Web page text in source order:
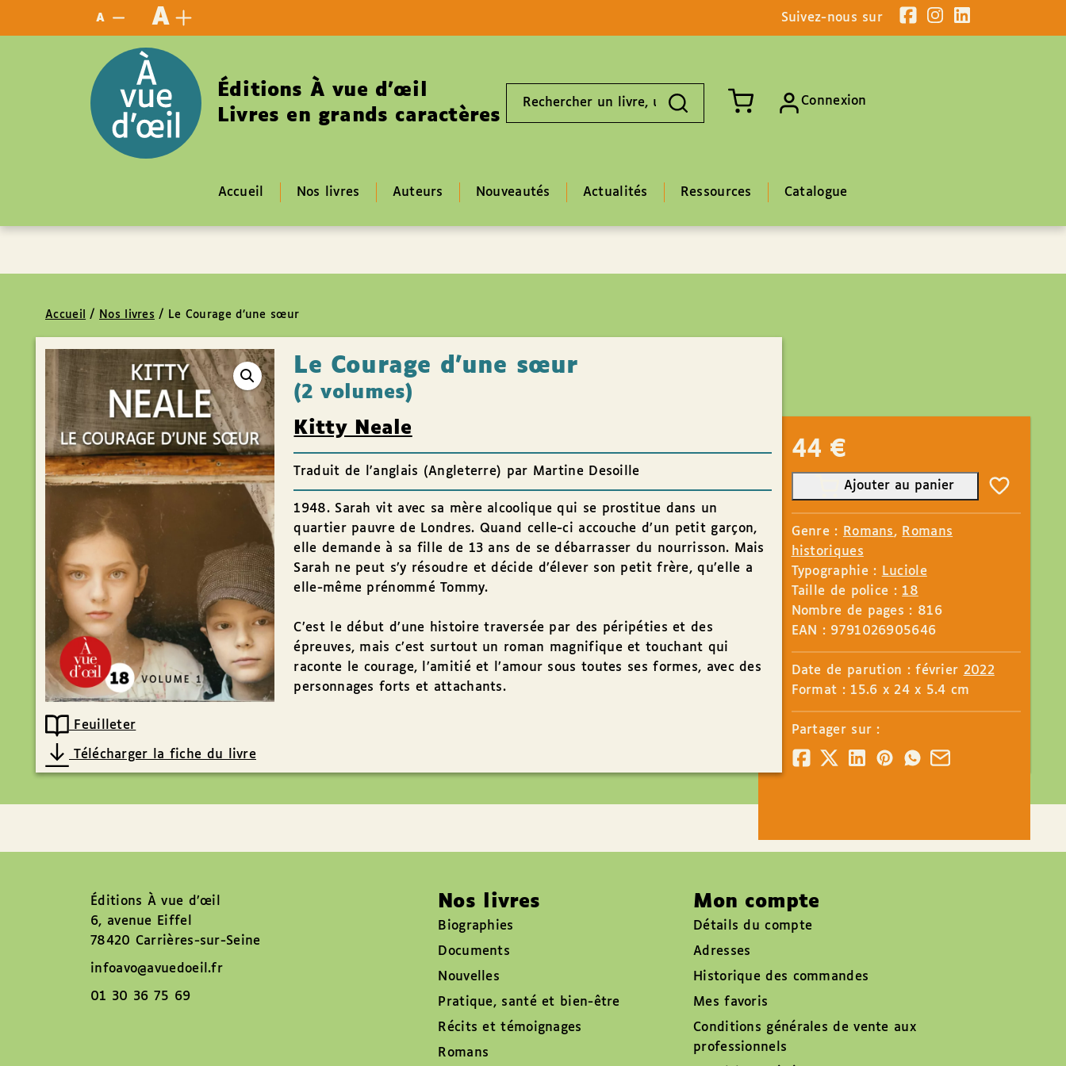
A A Suivez-nous sur
Éditions À vue d’œil
Livres en grands caractères livre,
Connexion
Accueil Nos livres Auteurs Nouveautés Actualités Ressources Catalogue
Accueil / Nos livres / Le Courage d’une sœur
Feuilleter
Télécharger la fiche du livre
Le Courage d’une sœur
(2 volumes)
Kitty Neale
Traduit de l'anglais (Angleterre) par Martine Desoille
1948. Sarah vit avec sa mère alcoolique qui se prostitue dans un
quartier pauvre de Londres. Quand celle-ci accouche d’un petit garçon,
elle demande à sa fille de 13 ans de se débarrasser du nourrisson. Mais
Sarah ne peut s’y résoudre et décide d’élever son petit frère, qu’elle a
elle-même prénommé Tommy.
C’est le début d’une histoire traversée par des péripéties et des
épreuves, mais c’est surtout un roman magnifique et touchant qui
raconte le courage, l’amitié et l’amour sous toutes ses formes, avec des
personnages forts et attachants.
44 €
Ajouter au panier
Genre : Romans, Romans
historiques
Typographie : Luciole
Taille de police : 18
Nombre de pages : 816
EAN : 9791026905646
Date de parution : février 2022
Format : 15.6 x 24 x 5.4 cm
Partager sur :
Éditions À vue d’œil
6, avenue Eiffel
78420 Carrières-sur-Seine
infoavo@avuedoeil.fr
01 30 36 75 69
Nos livres
Biographies
Documents
Nouvelles
Pratique, santé et bien-être
Récits et témoignages
Romans
Mon compte
Détails du compte
Adresses
Historique des commandes
Mes favoris
Conditions générales de vente aux
professionnels
Panneau de gestion des cookies